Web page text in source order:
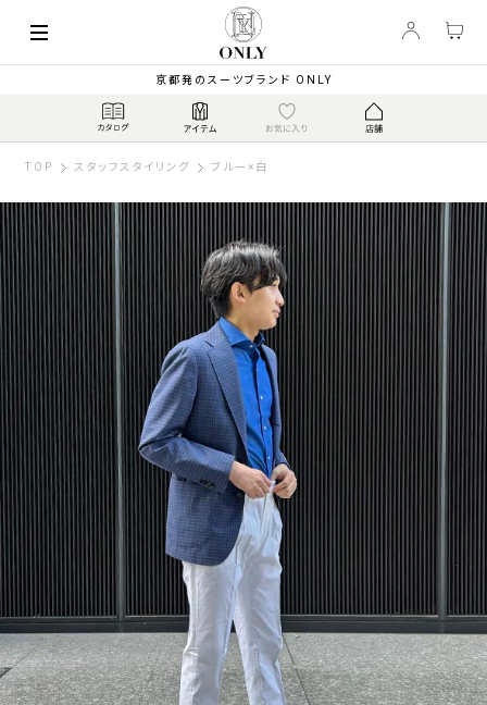
京都発のスーツブランド ONLY
TOP スタッフスタイリング ブルー×白